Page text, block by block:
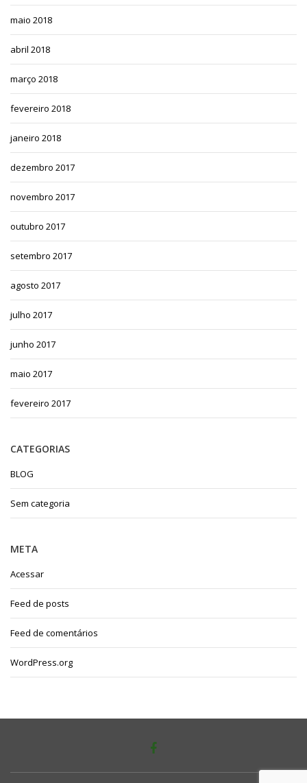
maio 2018
abril 2018
março 2018
fevereiro 2018
janeiro 2018
dezembro 2017
novembro 2017
outubro 2017
setembro 2017
agosto 2017
julho 2017
junho 2017
maio 2017
fevereiro 2017
CATEGORIAS
BLOG
Sem categoria
META
Acessar
Feed de posts
Feed de comentários
WordPress.org